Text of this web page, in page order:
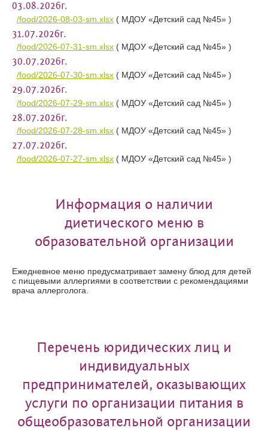
03.08.2026г.
/food/2026-08-03-sm.xlsx ( МДОУ «Детский сад №45» )
31.07.2026г.
/food/2026-07-31-sm.xlsx ( МДОУ «Детский сад №45» )
30.07.2026г.
/food/2026-07-30-sm.xlsx ( МДОУ «Детский сад №45» )
29.07.2026г.
/food/2026-07-29-sm.xlsx ( МДОУ «Детский сад №45» )
28.07.2026г.
/food/2026-07-28-sm.xlsx ( МДОУ «Детский сад №45» )
27.07.2026г.
/food/2026-07-27-sm.xlsx ( МДОУ «Детский сад №45» )
Информация о наличии
диетического меню в
образовательной организации
Ежедневное меню предусматривает замену блюд для детей
с пищевыми аллергиями в соответствии с рекомендациями
врача аллерголога.
Перечень юридических лиц и
индивидуальных
предпринимателей, оказывающих
услуги по организации питания в
общеобразовательной организации